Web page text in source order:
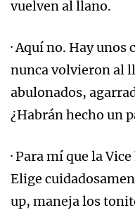
vuelven al llano.
· Aquí no. Hay
nunca volvieron al
abulonados,
¿Habrán hecho un
· Para mí que la
Elige
up, maneja los